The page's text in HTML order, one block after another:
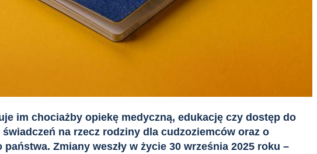
im chociażby opiekę medyczną, edukację czy dostęp do
na rzecz rodziny dla cudzoziemców oraz o
Zmiany weszły w życie 30 września 2025 roku –